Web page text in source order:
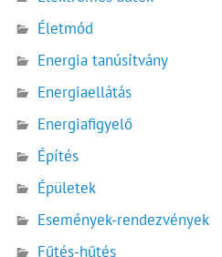
Életmód
Energia tanúsítvány
Energiaellátás
Energiafigyelő
Építés
Épületek
Események-rendezvények
Fűtés-hűtés